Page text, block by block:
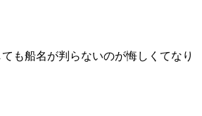
も船名が判らないのが悔しくてなり